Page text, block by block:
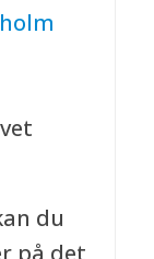
du
på det